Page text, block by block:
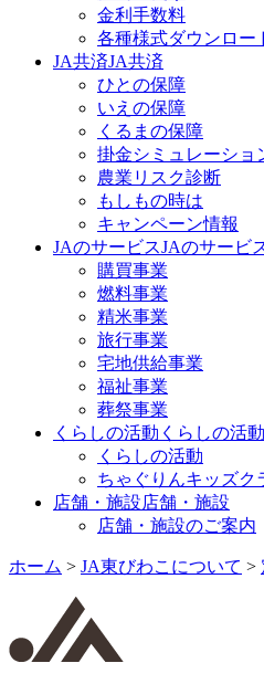
金利手数料
各種様式ダウンロー
JA共済JA共済
ひとの保障
いえの保障
くるまの保障
掛金シミュレーショ
農業リスク診断
もしもの時は
キャンペーン情報
JAのサービスJAのサービ
購買事業
燃料事業
精米事業
旅行事業
宅地供給事業
福祉事業
葬祭事業
くらしの活動 くらしの活動
くらしの活動
ちゃぐりんキッズク
店舗・施設店舗・施設
店舗・施設のご案内
ホーム > JA東びわこについて >